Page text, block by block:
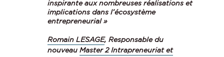
inspirante aux nombreuses réalisations et
implications dans l’écosystème
entrepreneurial »
Romain LESAGE, Responsable du
nouveau Master 2 Intrapreneuriat et